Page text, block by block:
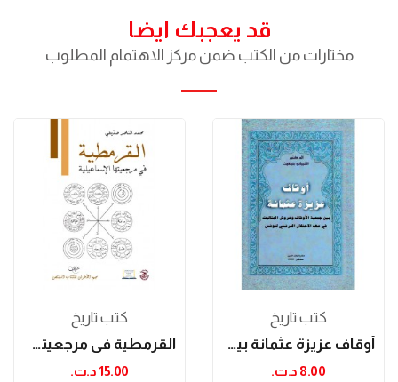
قد يعجبك ايضا
مختارات من الكتب ضمن مركز الاهتمام المطلوب
كتب تاريخ
القرمطية في مرجعيتها الإسماعيلية
15.00 د.ت.‏
كتب تاريخ
أوقاف عزيزة عثمانة بين جمعية الأوقاف وعروش...
8.00 د.ت.‏